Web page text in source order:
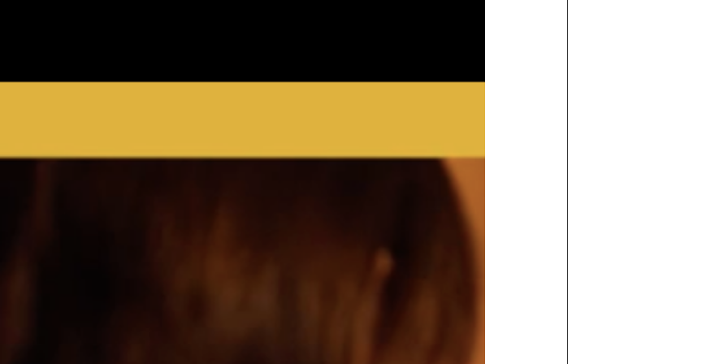
Constructeur de maisons individuelles
à ossature bois